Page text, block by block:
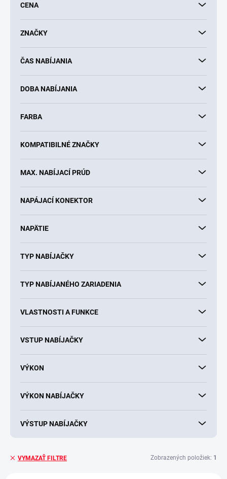
CENA
ZNAČKY
ČAS NABÍJANIA
DOBA NABÍJANIA
FARBA
KOMPATIBILNÉ ZNAČKY
MAX. NABÍJACÍ PRÚD
NAPÁJACÍ KONEKTOR
NAPÄTIE
TYP NABÍJAČKY
TYP NABÍJANÉHO ZARIADENIA
VLASTNOSTI A FUNKCE
VSTUP NABÍJAČKY
VÝKON
VÝKON NABÍJAČKY
VÝSTUP NABÍJAČKY
VYMAZAŤ FILTRE Zobrazených položiek: 1